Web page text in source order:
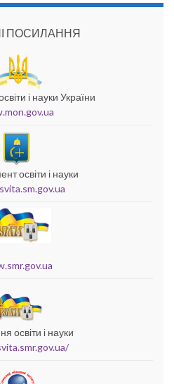
ПОСИЛАННЯ
і науки України
освіти і науки
освіти і науки